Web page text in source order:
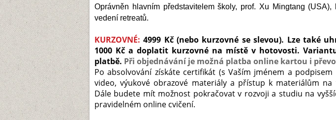
Oprávněn hlavním představitelem školy, prof. Xu Mingtang (USA),
vedení retreatů.
KURZOVNÉ: 4999 Kč (nebo kurzovné se slevou). Lze také
1000 Kč a doplatit kurzovné na místě v hotovosti.
platbě. Při objednávání je možná platba online kartou i
Po absolvování získáte certifikát (s Vaším jménem a podpisem
video, výukové obrazové materiály a přístup k materiálům na
Dále budete mít možnost pokračovat v rozvoji a studiu na
pravidelném online cvičení.